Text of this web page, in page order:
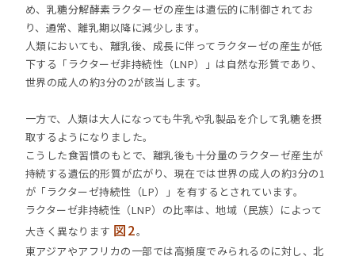
め、乳糖分解酵素ラクターゼの産生は遺伝的に制御されてお
り、通常、離乳期以降に減少します。
人類においても、離乳後、成長に伴ってラクターゼの産生が低
下する「ラクターゼ非持続性（LNP）」は自然な形質であり、
世界の成人の約3分の2が該当します。
一方で、人類は大人になっても牛乳や乳製品を介して乳糖を摂
取するようになりました。
こうした食習慣のもとで、離乳後も十分量のラクターゼ産生が
持続する遺伝的形質が広がり、現在では世界の成人の約3分の1
が「ラクターゼ持続性（LP）」を有するとされています。
ラクターゼ非持続性（LNP）の比率は、地域（民族）によって
大きく異なります 図2。
東アジアやアフリカの一部では高頻度でみられるのに対し、北